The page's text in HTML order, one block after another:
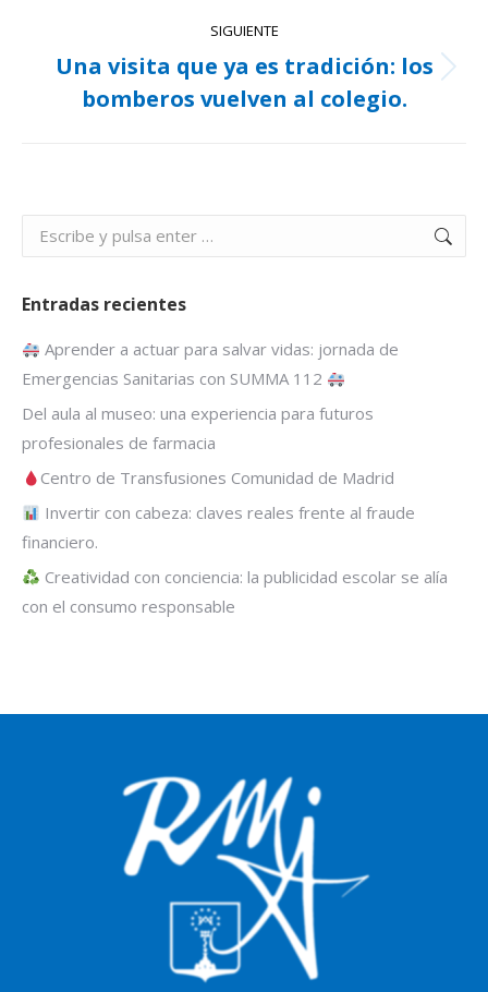
SIGUIENTE
Publicación
siguiente:
Una visita que ya es tradición: los
bomberos vuelven al colegio.
Buscar:
Entradas recientes
Aprender a actuar para salvar vidas: jornada de
Emergencias Sanitarias con SUMMA 112
Del aula al museo: una experiencia para futuros
profesionales de farmacia
Centro de Transfusiones Comunidad de Madrid
Invertir con cabeza: claves reales frente al fraude
financiero.
Creatividad con conciencia: la publicidad escolar se alía
con el consumo responsable